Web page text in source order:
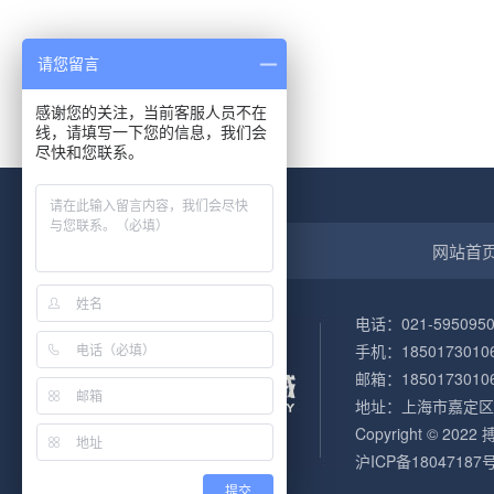
网站首
电话：021-
手机：
邮箱：
地址：上海市嘉定
Copyright © 2022
沪ICP备18047187
请您留言
感谢您的关注，当前客服人员不在
线，请填写一下您的信息，我们会
尽快和您联系。